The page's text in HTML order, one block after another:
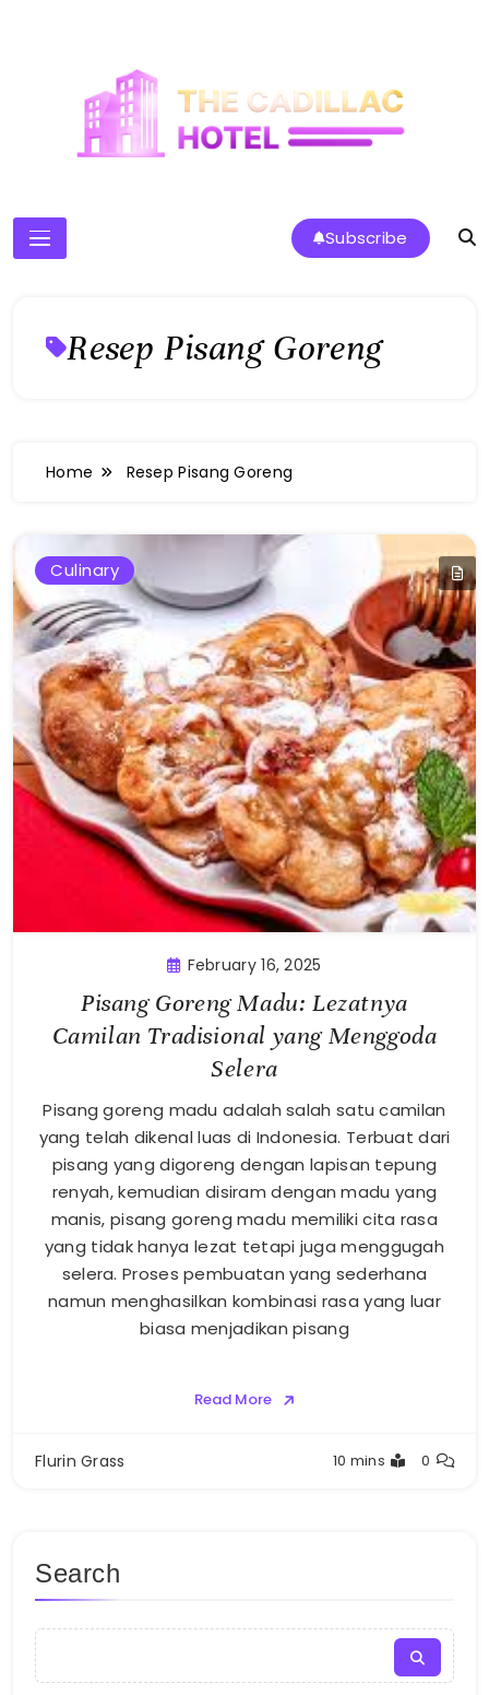
The Cadillac Hotel
Subscribe
Resep Pisang Goreng
Home Resep Pisang Goreng
Culinary
February 16, 2025
Pisang Goreng Madu: Lezatnya
Camilan Tradisional yang Menggoda
Selera
Pisang goreng madu adalah salah satu camilan
yang telah dikenal luas di Indonesia. Terbuat dari
pisang yang digoreng dengan lapisan tepung
renyah, kemudian disiram dengan madu yang
manis, pisang goreng madu memiliki cita rasa
yang tidak hanya lezat tetapi juga menggugah
selera. Proses pembuatan yang sederhana
namun menghasilkan kombinasi rasa yang luar
biasa menjadikan pisang
Read More
Flurin Grass 10 mins 0
Search